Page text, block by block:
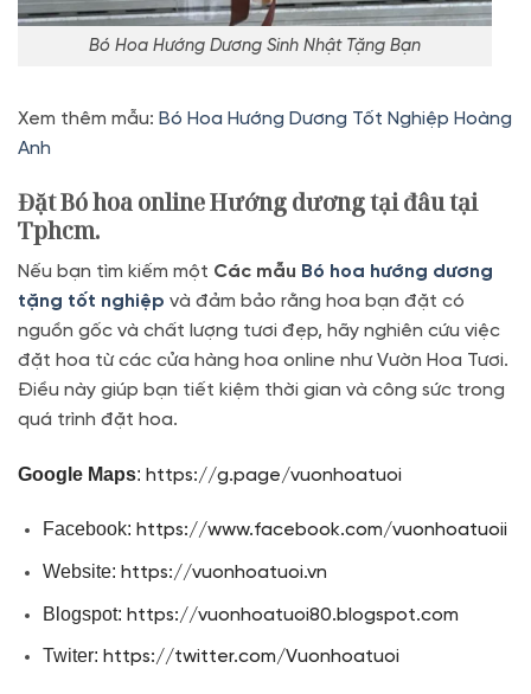
Bó Hoa Hướng Dương Sinh Nhật Tặng Bạn
Xem thêm mẫu: Bó Hoa Hướng Dương Tốt Nghiệp Hoàng
Anh
Đặt Bó hoa online Hướng dương tại đâu tại
Tphcm.
Nếu bạn tìm kiếm một Các mẫu Bó hoa hướng dương
tặng tốt nghiệp và đảm bảo rằng hoa bạn đặt có
nguồn gốc và chất lượng tươi đẹp, hãy nghiên cứu việc
đặt hoa từ các cửa hàng hoa online như Vườn Hoa Tươi.
Điều này giúp bạn tiết kiệm thời gian và công sức trong
quá trình đặt hoa.
Google Maps: https://g.page/vuonhoatuoi
Facebook: https://www.facebook.com/vuonhoatuoii
Website: https://vuonhoatuoi.vn
Blogspot: https://vuonhoatuoi80.blogspot.com
Twiter: https://twitter.com/Vuonhoatuoi